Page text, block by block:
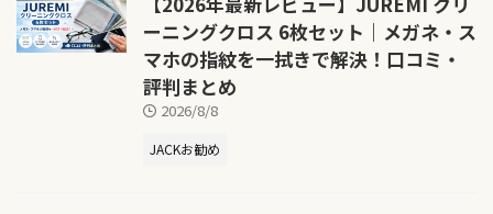
ーニングクロス 6枚セット｜メガネ・ス
マホの指紋を一拭きで解決！口コミ・
評判まとめ
2026/8/8
JACKお勧め